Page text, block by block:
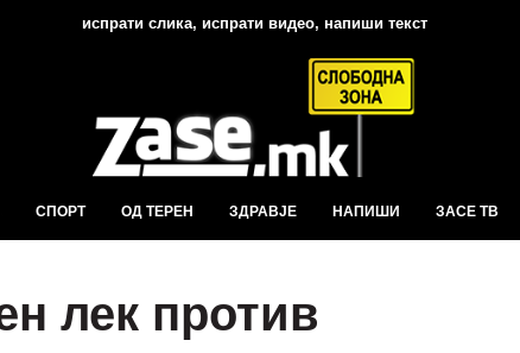
испрати слика, испрати видео, напиши текст
СПОРТ ОД ТЕРЕН ЗДРАВЈЕ НАПИШИ ЗАСЕ ТВ
лек против